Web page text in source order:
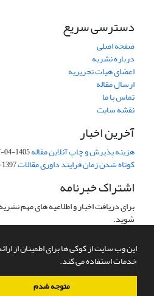
این وب سایت از کوکی ها برای اطمینان از
خدمات استفاده می کند.
متوجه شدم
دسترسی سریع
صفحه اصلی
درباره نشریه
اعضای هیات تحریریه
ارسال مقاله
تماس با ما
نقشه سایت
آخرین اخبار
هزینه پذیرش و چاپ آنلاین مقاله1405-04-07
کوتاه شدن زمان فرایند داوری مقالات1397-06-05
اشتراک خبرنامه
برای دریافت اخبار و اطلاعیه های مهم
شوید.